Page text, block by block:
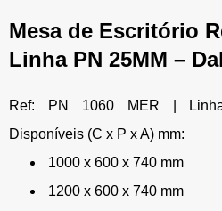
Mesa de Escritório
Linha PN 25MM –
Ref: PN 1060 MER |
Disponíveis (C x P x A) mm:
1000 x 600 x 740 mm
1200 x 600 x 740 mm